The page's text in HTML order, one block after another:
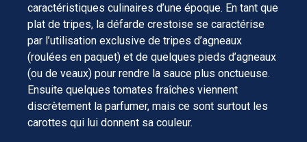
caractéristiques culinaires d’une époque. En tant que
plat de tripes, la défarde crestoise se caractérise
par l’utilisation exclusive de tripes d’agneaux
(roulées en paquet) et de quelques pieds d’agneaux
(ou de veaux) pour rendre la sauce plus onctueuse.
Ensuite quelques tomates fraîches viennent
discrètement la parfumer, mais ce sont surtout les
carottes qui lui donnent sa couleur.